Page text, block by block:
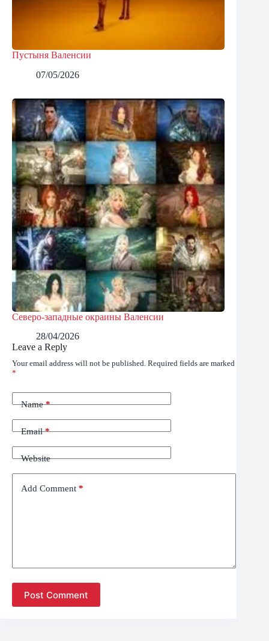
Пустыня Валенсии
07/05/2026
Северо-западные окраины Валенсии
28/04/2026
Leave a Reply
Your email address will not be published. Required fields are marked
*
Name*
Email*
Website
Add Comment *
Post Comment